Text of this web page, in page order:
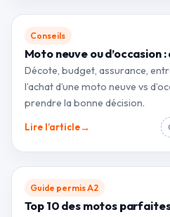
Conseils
Moto neuve ou d’occasion :
Décote, budget, assurance,
l’achat d’une moto neuve vs
prendre la bonne décision.
Lire l’article→
Guide permis A2
Top 10 des motos